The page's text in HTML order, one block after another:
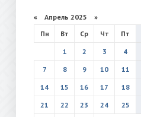
« Апрель 2025 »
Пн
Вт Ср Чт Пт
1
2 3 4
7
8 9 10 11
14
15 16 17 18
21
22 23 24 25